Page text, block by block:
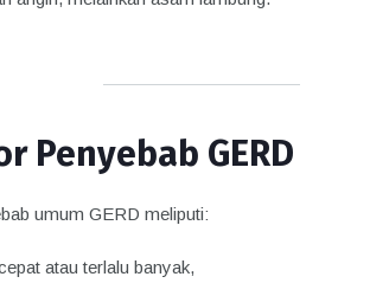
Penyebab GERD
umum GERD meliputi:
atau terlalu banyak,